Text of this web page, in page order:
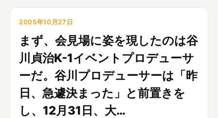
2005年10月27日
まず、会見場に姿を現したのは谷
川貞治K-1イベントプロデューサ
ーだ。谷川プロデューサーは「昨
日、急遽決まった」と前置きを
し、12月31日、大…